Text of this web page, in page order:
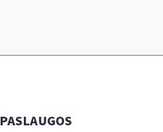
PASLAUGOS